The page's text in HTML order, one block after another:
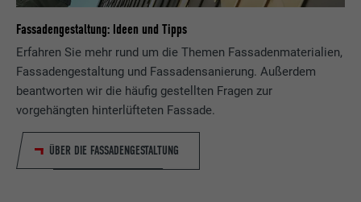
Fassadengestaltung: Ideen und Tipps
Erfahren Sie mehr rund um die Themen Fassadenmaterialien,
Fassadengestaltung und Fassadensanierung. Außerdem
beantworten wir die häufig gestellten Fragen zur
vorgehängten hinterlüfteten Fassade.
ÜBER DIE FASSADENGESTALTUNG